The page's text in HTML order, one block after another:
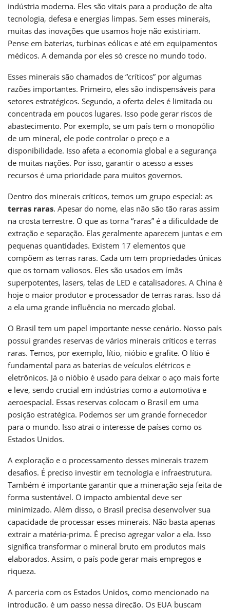
indústria moderna. Eles são vitais para a produção de alta
tecnologia, defesa e energias limpas. Sem esses minerais,
muitas das inovações que usamos hoje não existiriam.
Pense em baterias, turbinas eólicas e até em equipamentos
médicos. A demanda por eles só cresce no mundo todo.
Esses minerais são chamados de “críticos” por algumas
razões importantes. Primeiro, eles são indispensáveis para
setores estratégicos. Segundo, a oferta deles é limitada ou
concentrada em poucos lugares. Isso pode gerar riscos de
abastecimento. Por exemplo, se um país tem o monopólio
de um mineral, ele pode controlar o preço e a
disponibilidade. Isso afeta a economia global e a segurança
de muitas nações. Por isso, garantir o acesso a esses
recursos é uma prioridade para muitos governos.
Dentro dos minerais críticos, temos um grupo especial: as
terras raras. Apesar do nome, elas não são tão raras assim
na crosta terrestre. O que as torna “raras” é a dificuldade de
extração e separação. Elas geralmente aparecem juntas e em
pequenas quantidades. Existem 17 elementos que
compõem as terras raras. Cada um tem propriedades únicas
que os tornam valiosos. Eles são usados em ímãs
superpotentes, lasers, telas de LED e catalisadores. A China é
hoje o maior produtor e processador de terras raras. Isso dá
a ela uma grande influência no mercado global.
O Brasil tem um papel importante nesse cenário. Nosso país
possui grandes reservas de vários minerais críticos e terras
raras. Temos, por exemplo, lítio, nióbio e grafite. O lítio é
fundamental para as baterias de veículos elétricos e
eletrônicos. Já o nióbio é usado para deixar o aço mais forte
e leve, sendo crucial em indústrias como a automotiva e
aeroespacial. Essas reservas colocam o Brasil em uma
posição estratégica. Podemos ser um grande fornecedor
para o mundo. Isso atrai o interesse de países como os
Estados Unidos.
A exploração e o processamento desses minerais trazem
desafios. É preciso investir em tecnologia e infraestrutura.
Também é importante garantir que a mineração seja feita de
forma sustentável. O impacto ambiental deve ser
minimizado. Além disso, o Brasil precisa desenvolver sua
capacidade de processar esses minerais. Não basta apenas
extrair a matéria-prima. É preciso agregar valor a ela. Isso
significa transformar o mineral bruto em produtos mais
elaborados. Assim, o país pode gerar mais empregos e
riqueza.
A parceria com os Estados Unidos, como mencionado na
introdução, é um passo nessa direção. Os EUA buscam